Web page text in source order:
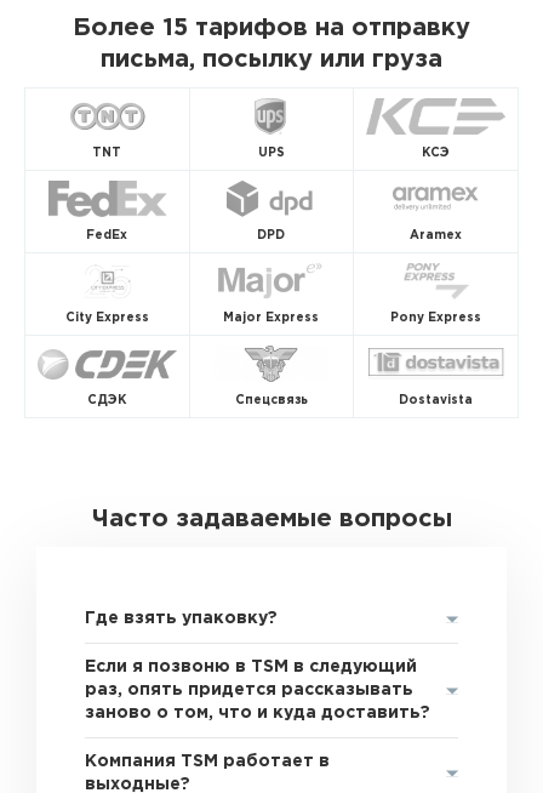
Более 15 тарифов на отправку
письма, посылку или груза
TNT UPS КСЭ
FedEx DPD Aramex
City Express Major Express Pony Express
СДЭК Спецсвязь Dostavista
Часто задаваемые вопросы
Где взять упаковку?
Если я позвоню в TSM в следующий
раз, опять придется рассказывать
заново о том, что и куда доставить?
Компания TSM работает в
выходные?